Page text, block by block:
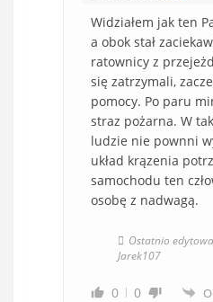
Widziałem jak ten
a obok stał
ratownicy z
się zatrzymali,
pomocy. Po paru
straz pożarna. W
ludzie nie pownni
układ krązenia
samochodu ten
osobę z nadwagą.
Ostatnio
Jarek107
0 0